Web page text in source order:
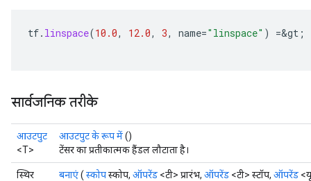
tf. linspace(10.0, 12.0, 3, name="linspace" ) =&gt ;
सार्वजनिक तरीके
आउटपुट
<T>
आउटपुट के रूप में()
टेंसर का प्रतीकात्मक हैंडल लौटाता है।
स्थिर
बनाएं( स्कोपस्कोप, ऑपरेंड <टी> प्रारंभ, ऑपरेंड <टी> स्टॉप, ऑपरेंड